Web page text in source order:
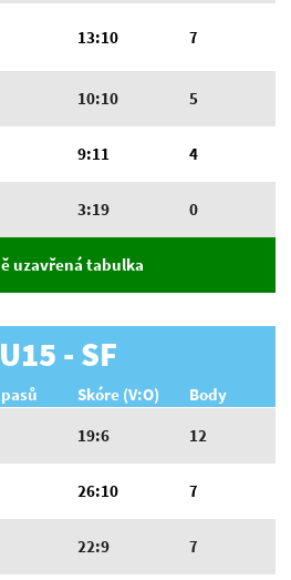
13:10 7
10:10 5
9:11 4
3:19 0
uzavřená tabulka
- SF
Skóre (V:O)
Body
19:6 12
26:10 7
22:9 7